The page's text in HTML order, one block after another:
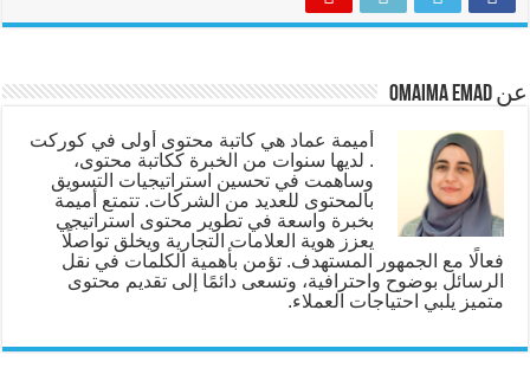
عن Omaima Emad
أميمة عماد هي كاتبة محتوى أولى في كوركت
. لديها سنوات من الخبرة ككاتبة محتوى،
وساهمت في تحسين استراتيجيات التسويق
بالمحتوى للعديد من الشركات. تتمتع أميمة
بخبرة واسعة في تطوير محتوى استراتيجي
يعزز هوية العلامات التجارية ويخلق تواصلًا
فعالًا مع الجمهور المستهدف. تؤمن بأهمية الكلمات في نقل
الرسائل بوضوح واحترافية، وتسعى دائمًا إلى تقديم محتوى
متميز يلبي احتياجات العملاء.